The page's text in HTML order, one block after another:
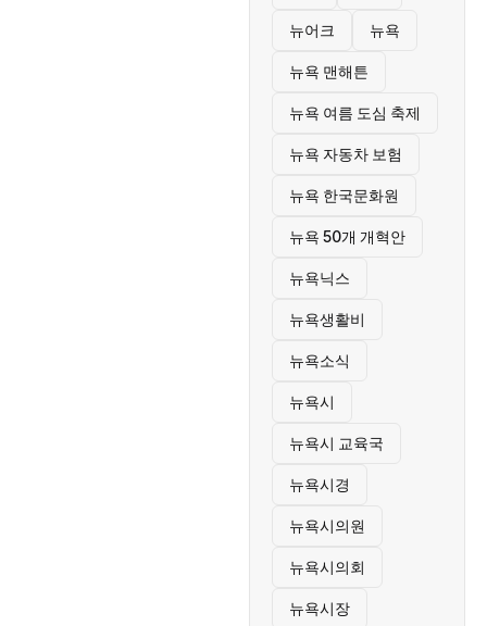
뉴어크 뉴욕
뉴욕 맨해튼
뉴욕 여름 도심 축제
뉴욕 자동차 보험
뉴욕 한국문화원
뉴욕 50개 개혁안
뉴욕닉스
뉴욕생활비
뉴욕소식
뉴욕시
뉴욕시 교육국
뉴욕시경
뉴욕시의원
뉴욕시의회
뉴욕시장